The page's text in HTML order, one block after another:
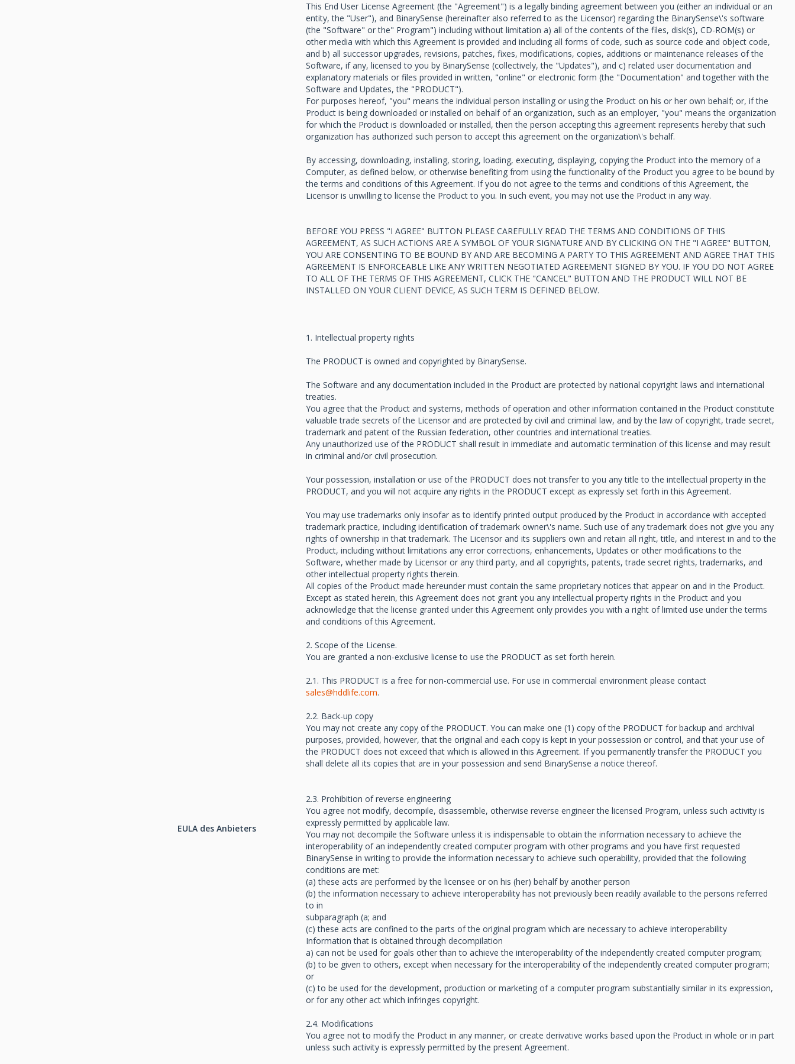
EULA des Anbieters
This End User License Agreement (the "Agreement") is a legally binding agreement between you (either an individual or an
entity, the "User"), and BinarySense (hereinafter also referred to as the Licensor) regarding the BinarySense\'s software
(the "Software" or the" Program") including without limitation a) all of the contents of the files, disk(s), CD-ROM(s) or
other media with which this Agreement is provided and including all forms of code, such as source code and object code,
and b) all successor upgrades, revisions, patches, fixes, modifications, copies, additions or maintenance releases of the
Software, if any, licensed to you by BinarySense (collectively, the "Updates"), and c) related user documentation and
explanatory materials or files provided in written, "online" or electronic form (the "Documentation" and together with the
Software and Updates, the "PRODUCT").
For purposes hereof, "you" means the individual person installing or using the Product on his or her own behalf; or, if the
Product is being downloaded or installed on behalf of an organization, such as an employer, "you" means the organization
for which the Product is downloaded or installed, then the person accepting this agreement represents hereby that such
organization has authorized such person to accept this agreement on the organization\'s behalf.
By accessing, downloading, installing, storing, loading, executing, displaying, copying the Product into the memory of a
Computer, as defined below, or otherwise benefiting from using the functionality of the Product you agree to be bound by
the terms and conditions of this Agreement. If you do not agree to the terms and conditions of this Agreement, the
Licensor is unwilling to license the Product to you. In such event, you may not use the Product in any way.
BEFORE YOU PRESS "I AGREE" BUTTON PLEASE CAREFULLY READ THE TERMS AND CONDITIONS OF THIS
AGREEMENT, AS SUCH ACTIONS ARE A SYMBOL OF YOUR SIGNATURE AND BY CLICKING ON THE "I AGREE" BUTTON,
YOU ARE CONSENTING TO BE BOUND BY AND ARE BECOMING A PARTY TO THIS AGREEMENT AND AGREE THAT THIS
AGREEMENT IS ENFORCEABLE LIKE ANY WRITTEN NEGOTIATED AGREEMENT SIGNED BY YOU. IF YOU DO NOT AGREE
TO ALL OF THE TERMS OF THIS AGREEMENT, CLICK THE "CANCEL" BUTTON AND THE PRODUCT WILL NOT BE
INSTALLED ON YOUR CLIENT DEVICE, AS SUCH TERM IS DEFINED BELOW.
1. Intellectual property rights
The PRODUCT is owned and copyrighted by BinarySense.
The Software and any documentation included in the Product are protected by national copyright laws and international
treaties.
You agree that the Product and systems, methods of operation and other information contained in the Product constitute
valuable trade secrets of the Licensor and are protected by civil and criminal law, and by the law of copyright, trade secret,
trademark and patent of the Russian federation, other countries and international treaties.
Any unauthorized use of the PRODUCT shall result in immediate and automatic termination of this license and may result
in criminal and/or civil prosecution.
Your possession, installation or use of the PRODUCT does not transfer to you any title to the intellectual property in the
PRODUCT, and you will not acquire any rights in the PRODUCT except as expressly set forth in this Agreement.
You may use trademarks only insofar as to identify printed output produced by the Product in accordance with accepted
trademark practice, including identification of trademark owner\'s name. Such use of any trademark does not give you any
rights of ownership in that trademark. The Licensor and its suppliers own and retain all right, title, and interest in and to the
Product, including without limitations any error corrections, enhancements, Updates or other modifications to the
Software, whether made by Licensor or any third party, and all copyrights, patents, trade secret rights, trademarks, and
other intellectual property rights therein.
All copies of the Product made hereunder must contain the same proprietary notices that appear on and in the Product.
Except as stated herein, this Agreement does not grant you any intellectual property rights in the Product and you
acknowledge that the license granted under this Agreement only provides you with a right of limited use under the terms
and conditions of this Agreement.
2. Scope of the License.
You are granted a non-exclusive license to use the PRODUCT as set forth herein.
2.1. This PRODUCT is a free for non-commercial use. For use in commercial environment please contact
sales@hddlife.com.
2.2. Back-up copy
You may not create any copy of the PRODUCT. You can make one (1) copy of the PRODUCT for backup and archival
purposes, provided, however, that the original and each copy is kept in your possession or control, and that your use of
the PRODUCT does not exceed that which is allowed in this Agreement. If you permanently transfer the PRODUCT you
shall delete all its copies that are in your possession and send BinarySense a notice thereof.
2.3. Prohibition of reverse engineering
You agree not modify, decompile, disassemble, otherwise reverse engineer the licensed Program, unless such activity is
expressly permitted by applicable law.
You may not decompile the Software unless it is indispensable to obtain the information necessary to achieve the
interoperability of an independently created computer program with other programs and you have first requested
BinarySense in writing to provide the information necessary to achieve such operability, provided that the following
conditions are met:
(a) these acts are performed by the licensee or on his (her) behalf by another person
(b) the information necessary to achieve interoperability has not previously been readily available to the persons referred
to in
subparagraph (a; and
(c) these acts are confined to the parts of the original program which are necessary to achieve interoperability
Information that is obtained through decompilation
a) can not be used for goals other than to achieve the interoperability of the independently created computer program;
(b) to be given to others, except when necessary for the interoperability of the independently created computer program;
or
(c) to be used for the development, production or marketing of a computer program substantially similar in its expression,
or for any other act which infringes copyright.
2.4. Modifications
You agree not to modify the Product in any manner, or create derivative works based upon the Product in whole or in part
unless such activity is expressly permitted by the present Agreement.